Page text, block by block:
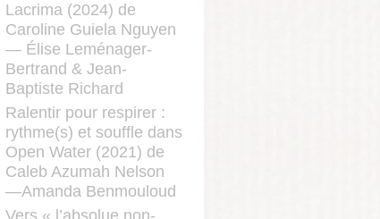
Lacrima (2024) de
Caroline Guiela Nguyen
— Élise Leménager-
Bertrand & Jean-
Baptiste Richard
Ralentir pour respirer :
rythme(s) et souffle dans
Open Water (2021) de
Caleb Azumah Nelson
—Amanda Benmouloud
Vers « l’absolue non-